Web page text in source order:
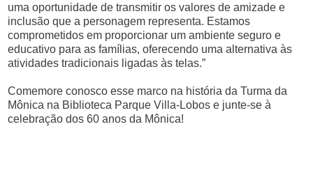
uma oportunidade de transmitir os valores de amizade e
inclusão que a personagem representa. Estamos
comprometidos em proporcionar um ambiente seguro e
educativo para as famílias, oferecendo uma alternativa às
atividades tradicionais ligadas às telas.”
Comemore conosco esse marco na história da Turma da
Mônica na Biblioteca Parque Villa-Lobos e junte-se à
celebração dos 60 anos da Mônica!